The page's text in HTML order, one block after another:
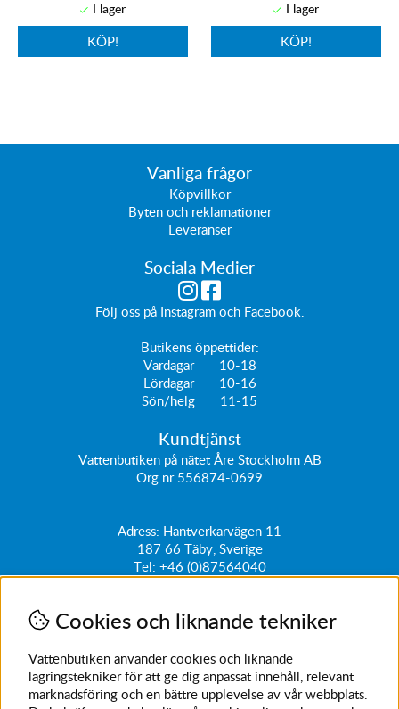
KÖP! KÖP!
Vanliga frågor
Köpvillkor
Byten och reklamationer
Leveranser
Sociala Medier
Följ oss på Instagramoch Facebook
Butikens öppettider:
Vardagar 10-18
Lördagar 10-16
Sön/helg 11-15
Kundtjänst
Vattenbutiken på nätet Åre Stockholm AB
Org nr 556874-0699
Adress: Hantverkarvägen 11
187 66 Täby, Sverige
Tel: +46 (0)87564040
kundtjanst@vattenbutiken.se
Få vårt nyhetsbrev
Ange din e-post nedan för att ta del av nyheter och
erbjudanden
SKICKA
Cookies och liknande tekniker
Vattenbutiken använder cookies och liknande
lagringstekniker för att ge dig anpassat innehåll, relevant
marknadsföring och en bättre upplevelse av vår webbplats.